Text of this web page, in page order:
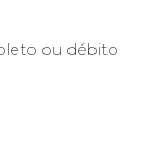
ou débito